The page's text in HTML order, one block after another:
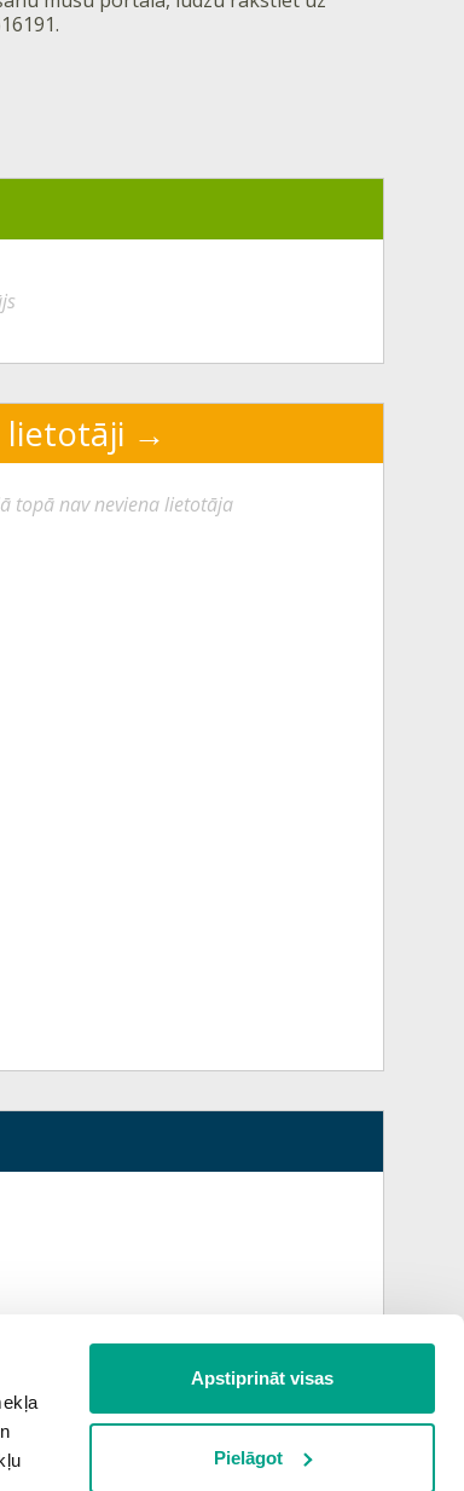
Apstiprināt visas
Pielāgot
lietotāji
topā nav neviena lietotāja